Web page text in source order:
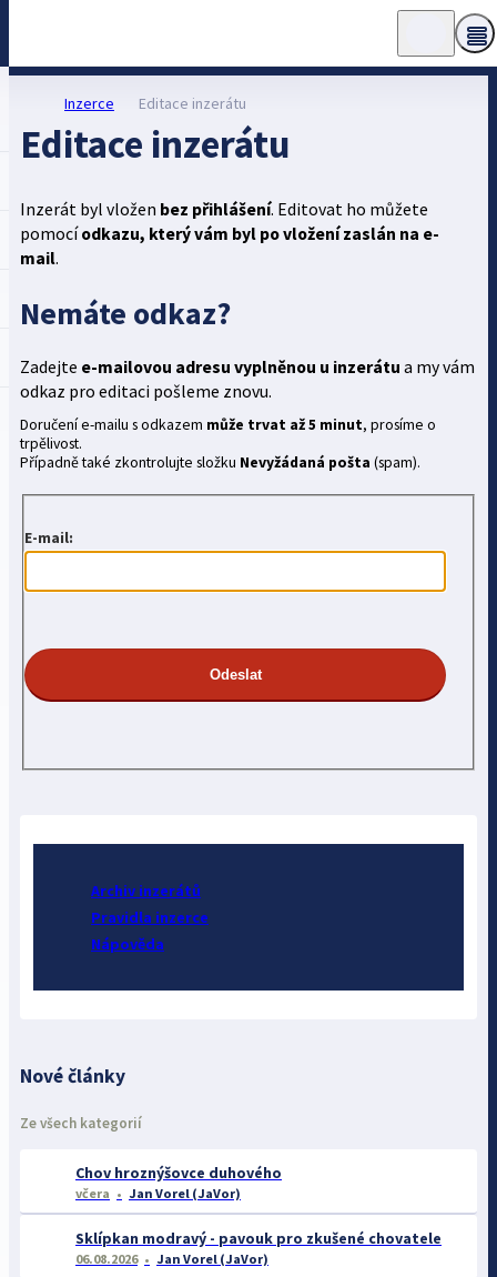
Inzerce Editace inzerátu
Editace inzerátu
Inzerát byl vložen bez přihlášení. Editovat ho můžete
pomocíodkazu, který vám byl po vložení zaslán na e-
mail.
Nemáte odkaz?
Zadejte e-mailovou adresu vyplněnou u inzerátu a my vám
odkaz pro editaci pošleme znovu.
Doručení e-mailu s odkazem může trvat až 5 minut, prosíme o
trpělivost.
Případně také zkontrolujte složku Nevyžádaná pošta (spam).
E-mail:
Archiv inzerátů
Pravidla inzerce
Nápověda
Nové články
Ze všech kategorií
Chov hroznýšovce duhového
včera Jan Vorel (JaVor)
Sklípkan modravý - pavouk pro zkušené chovatele
06.08.2026 Jan Vorel (JaVor)